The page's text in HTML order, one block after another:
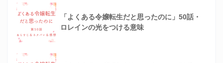
「よくある令嬢転生だと思ったのに」50話・
ロレインの光をつける意味